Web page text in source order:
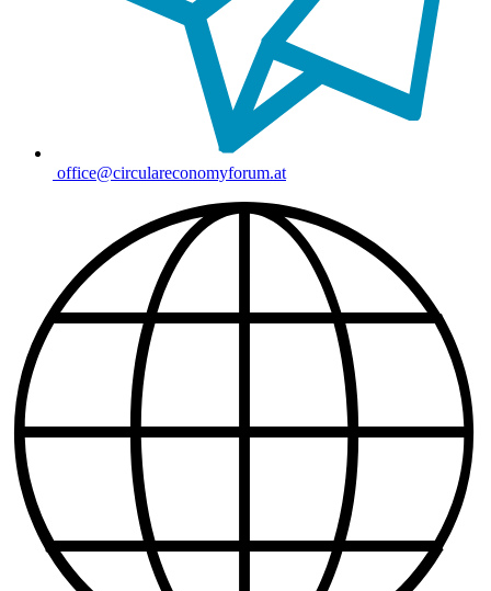
office@circulareconomyforum.at